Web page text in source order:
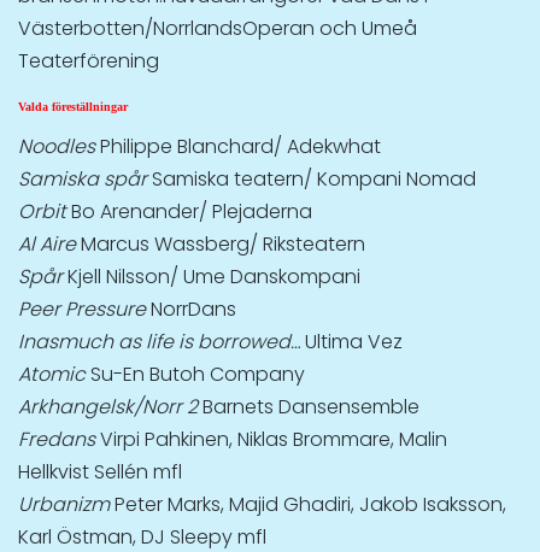
Västerbotten/NorrlandsOperan och Umeå
Teaterförening
Valda föreställningar
NoodlesPhilippe Blanchard/ Adekwhat
Samiska spårSamiska teatern/ Kompani Nomad
OrbitBo Arenander/ Plejaderna
Al AireMarcus Wassberg/ Riksteatern
SpårKjell Nilsson/ Ume Danskompani
Peer PressureNorrDans
Inasmuch as life is borrowed…Ultima Vez
AtomicSu-En Butoh Company
Arkhangelsk/Norr 2Barnets Dansensemble
FredansVirpi Pahkinen, Niklas Brommare, Malin
Hellkvist Sellén mfl
UrbanizmPeter Marks, Majid Ghadiri, Jakob Isaksson,
Karl Östman, DJ Sleepy mfl